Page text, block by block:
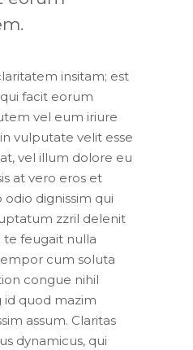
insitam; est
facit eorum
vel eum iriure
vulputate velit esse
vel illum dolore eu
at vero eros et
dignissim qui
zzril delenit
te feugait nulla
cum soluta
congue nihil
quod mazim
assum. Claritas
dynamicus, qui